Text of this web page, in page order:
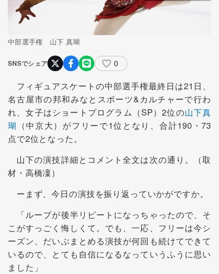
中部選手権 山下 真瑚
SNSでシェア 0
フィギュアスケートの中部選手権最終日は21日、
名古屋市の邦和みなとスポーツ&カルチャーで行わ
れ、女子はショートプログラム（SP）2位の山下真
瑚 （中京大）がフリーで1位となり、合計190・73
点で2位となった。
山下の演技詳細とコメント全文は次の通り。（取
材・高橋凜）
ーまず、今日の演技を振り返っていかがですか。
「ループが後半リピートになっちゃったので、そ
こがすっごく悔しくて。でも、一応、フリーは今シ
ーズン、だいぶまとめる演技が何回も続けてできて
いるので、とても自信になるなっていうふうに思い
ました」